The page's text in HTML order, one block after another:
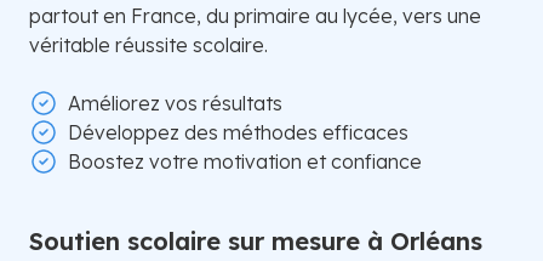
partout en France, du primaire au lycée, vers une
véritable réussite scolaire.
Améliorez vos résultats
Développez des méthodes efficaces
Boostez votre motivation et confiance
Soutien scolaire sur mesure à Orléans